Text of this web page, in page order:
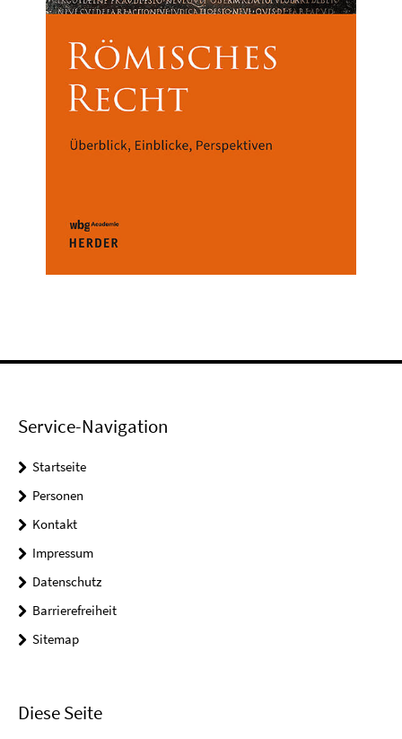
Service-Navigation
Startseite
Personen
Kontakt
Impressum
Datenschutz
Barrierefreiheit
Sitemap
Diese Seite